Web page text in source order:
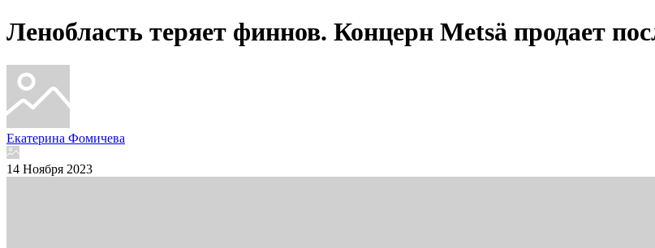
Ленобласть теряет финнов. Концерн Metsä продает
Екатерина Фомичева
14 Ноября 2023